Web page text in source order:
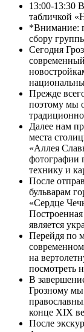
13:00-13:30
табличкой
*Внимание:
сбору
Сегодня
Прежде
поэтому мы
Далее нам
места
«Аллея
фотографии
технику и
После
бульварам
«Сердце
является
Перейдя по
на
посмотреть
В
Грозному
конце XIX
После